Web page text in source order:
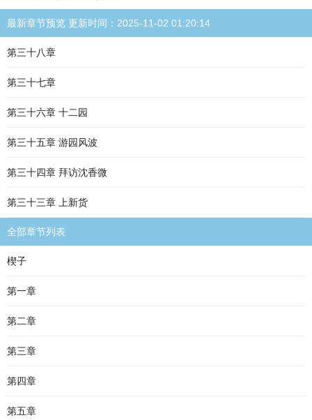
最新章节预览 更新时间：2025-11-02 01:20:14
第三十八章
第三十七章
第三十六章 十二园
第三十五章 游园风波
第三十四章 拜访沈香微
第三十三章 上新货
全部章节列表
楔子
第一章
第二章
第三章
第四章
第五章